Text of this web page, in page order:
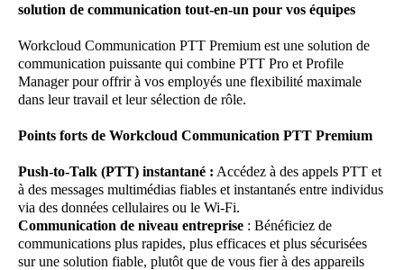
solution de communication tout-en-un pour vos équipes
Workcloud Communication PTT Premium est une solution de
communication puissante qui combine PTT Pro et Profile
Manager pour offrir à vos employés une flexibilité maximale
dans leur travail et leur sélection de rôle.
Points forts de Workcloud Communication PTT Premium
Push-to-Talk (PTT) instantané : Accédez à des appels PTT et
à des messages multimédias fiables et instantanés entre individus
via des données cellulaires ou le Wi-Fi.
Communication de niveau entreprise : Bénéficiez de
communications plus rapides, plus efficaces et plus sécurisées
sur une solution fiable, plutôt que de vous fier à des appareils